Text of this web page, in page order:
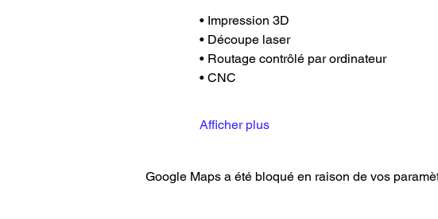
• Impression 3D
• Découpe laser
• Routage contrôlé par ordinateur
• CNC
Afficher plus
Google Maps a été bloqué en raison de vos